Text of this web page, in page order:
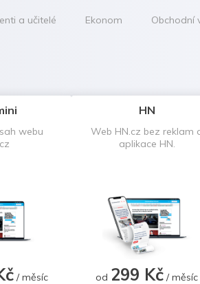
a učitelé Ekonom Obchodní
webu
/ měsíc
HN
Web HN.cz bez reklam
aplikace HN.
od 299 Kč / měsíc